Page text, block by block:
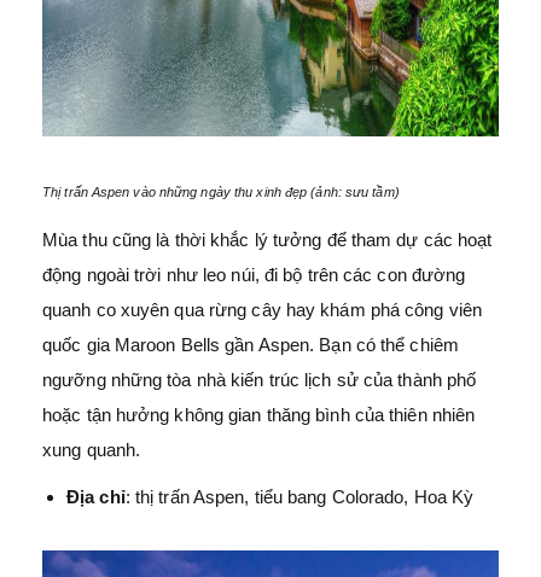
Thị trấn Aspen vào những ngày thu xinh đẹp (ảnh: sưu tầm)
Mùa thu cũng là thời khắc lý tưởng để tham dự các hoạt
động ngoài trời như leo núi, đi bộ trên các con đường
quanh co xuyên qua rừng cây hay khám phá công viên
quốc gia Maroon Bells gần Aspen. Bạn có thể chiêm
ngưỡng những tòa nhà kiến trúc lịch sử của thành phố
hoặc tận hưởng không gian thăng bình của thiên nhiên
xung quanh.
Địa chỉ: thị trấn Aspen, tiểu bang Colorado, Hoa Kỳ